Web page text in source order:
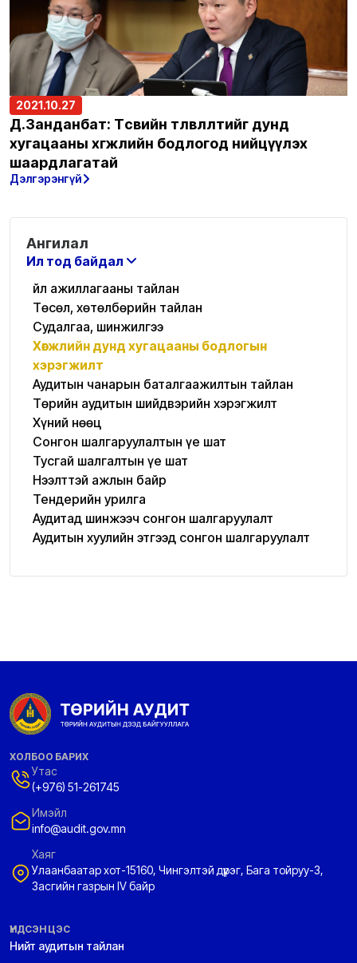
2021.10.27
Д.Занданбат: Төсвийн төлөвлөлтийг дунд
хугацааны хөгжлийн бодлогод нийцүүлэх
шаардлагатай
Дэлгэрэнгүй
Ангилал
Ил тод байдал
Үйл ажиллагааны тайлан
Төсөл, хөтөлбөрийн тайлан
Судалгаа, шинжилгээ
Хөгжлийн дунд хугацааны бодлогын
хэрэгжилт
Аудитын чанарын баталгаажилтын тайлан
Төрийн аудитын шийдвэрийн хэрэгжилт
Хүний нөөц
Сонгон шалгаруулалтын үе шат
Тусгай шалгалтын үе шат
Нээлттэй ажлын байр
Тендерийн урилга
Аудитад шинжээч сонгон шалгаруулалт
Аудитын хуулийн этгээд сонгон шалгаруулалт
ХОЛБОО БАРИХ
Утас
(+976) 51-261745
Имэйл
info@audit.gov.mn
Хаяг
Улаанбаатар хот-15160, Чингэлтэй дүүрэг, Бага тойруу-3,
Засгийн газрын IV байр
ҮНДСЭН ЦЭС
Нийт аудитын тайлан